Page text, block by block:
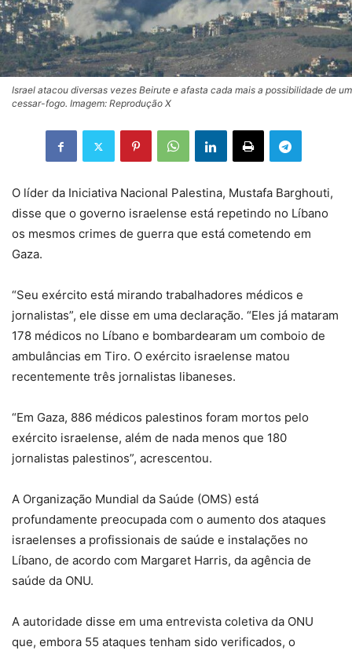
Israel atacou diversas vezes Beirute e afasta cada mais a possibilidade de um
cessar-fogo. Imagem: Reprodução X
O líder da Iniciativa Nacional Palestina, Mustafa Barghouti,
disse que o governo israelense está repetindo no Líbano
os mesmos crimes de guerra que está cometendo em
Gaza.
“Seu exército está mirando trabalhadores médicos e
jornalistas”, ele disse em uma declaração. “Eles já mataram
178 médicos no Líbano e bombardearam um comboio de
ambulâncias em Tiro. O exército israelense matou
recentemente três jornalistas libaneses.
“Em Gaza, 886 médicos palestinos foram mortos pelo
exército israelense, além de nada menos que 180
jornalistas palestinos”, acrescentou.
A Organização Mundial da Saúde (OMS) está
profundamente preocupada com o aumento dos ataques
israelenses a profissionais de saúde e instalações no
Líbano, de acordo com Margaret Harris, da agência de
saúde da ONU.
A autoridade disse em uma entrevista coletiva da ONU
que, embora 55 ataques tenham sido verificados, o